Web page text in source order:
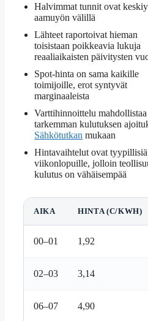
Halvimmat tunnit ovat
aamuyön välillä
Lähteet raportoivat hieman
toisistaan poikkeavia lukuja
reaaliaikaisten päivitysten
Spot-hinta on sama kaikille
toimijoille, erot syntyvät
marginaaleista
Varttihinnoittelu mahdollistaa
tarkemman kulutuksen
Sähkötutkan mukaan
Hintavaihtelut ovat tyypillisiä
viikonlopuille, jolloin
kulutus on vähäisempää
AIKA HINTA (C/KWH)
00–01 1,92
02–03 3,14
06–07 4,90